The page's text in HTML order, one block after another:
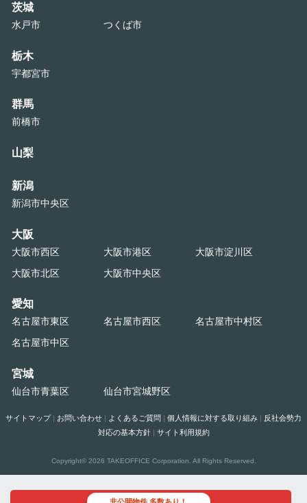
茨城
水戸市 つくば市
栃木
宇都宮市
群馬
前橋市
山梨
新潟
新潟市中央区
大阪
大阪市西区 大阪市港区
大阪市淀川区
大阪市北区
大阪市中央区
愛知
名古屋市東区 名古屋市西区
名古屋市中村区
名古屋市中区
宮城
仙台市青葉区 仙台市宮城野区
サイトマップ| お問い合わせ | よくあるご質問 | 個人情報に対する取り組み | 反社会勢力
対応の基本方針| サイト利用規約
Copyright© 2026 TAKEOFFICE Corporation. All Rights Reserved.